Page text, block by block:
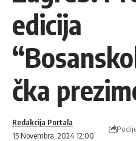
edicija
čka
15 Novembra, 2024 12:00
Redakcija Portala